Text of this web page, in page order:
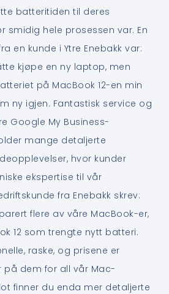
batteritiden til deres
smidig hele prosessen var. En
en kunde i Ytre Enebakk var:
kjøpe en ny laptop, men
på MacBook 12-en min
ny igjen. Fantastisk service og
Google My Business-
mange detaljerte
hvor kunder
ekspertise til vår
fra Enebakk skrev:
flere av våre MacBook-er,
12 som trengte nytt batteri.
raske, og prisene er
på dem for all vår Mac-
finner du enda mer detaljerte